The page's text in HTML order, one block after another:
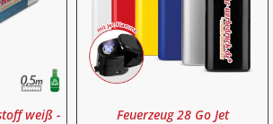
weiß - Feuerzeug 28 Go Jet